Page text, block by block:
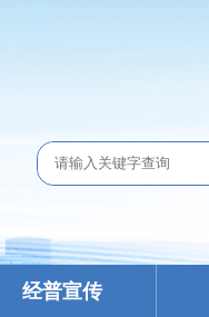
经普宣传